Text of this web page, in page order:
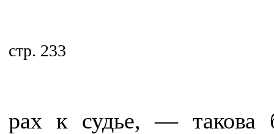
стр. 233
рах к судье, — такова